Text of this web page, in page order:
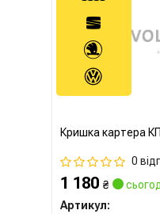
Кришка картера
0
1 180 ₴
Артикул: